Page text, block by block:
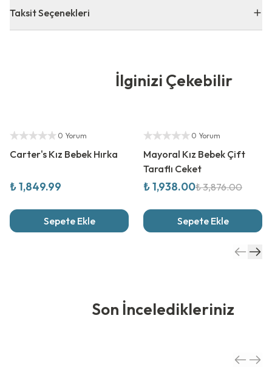
Taksit Seçenekleri
İlginizi Çekebilir
0 Yorum
Carter's Kız Bebek Hırka
₺ 1,849.99
Sepete Ekle
Yetkili Satıcı
0 Yorum
Mayoral Kız Bebek Çift
Taraflı Ceket
₺ 1,938.00₺ 3,876.00
Sepete Ekle
Son İnceledikleriniz